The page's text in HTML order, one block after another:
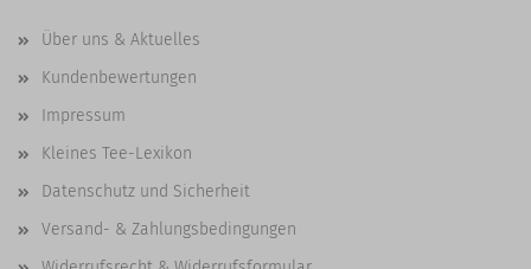
Über uns & Aktuelles
Kundenbewertungen
Impressum
Kleines Tee-Lexikon
Datenschutz und Sicherheit
Versand- & Zahlungsbedingungen